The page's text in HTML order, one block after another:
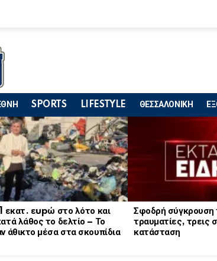
SPORTS LIFESTYLE ΘΕΣΣΑΛΟΝΙΚΗ
εκατ. εupώ στο λότο και
λάθος το δελτίο – Το
άθικτο μέσα στα σκουπίδια
Σφοδρή σύγκρουση
τραυματίες, τρεις
κατάσταση